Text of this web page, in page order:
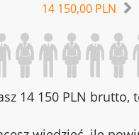
14 150,00 PLN
14 150 PLN brutto,